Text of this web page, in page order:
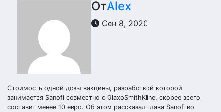
ОтAlex
Сен 8, 2020
Стоимость одной дозы вакцины, разработкой которой
занимается Sanofi совместно с GlaxoSmithKline, скорее всего
составит менее 10 евро. Об этом рассказал глава Sanofi во